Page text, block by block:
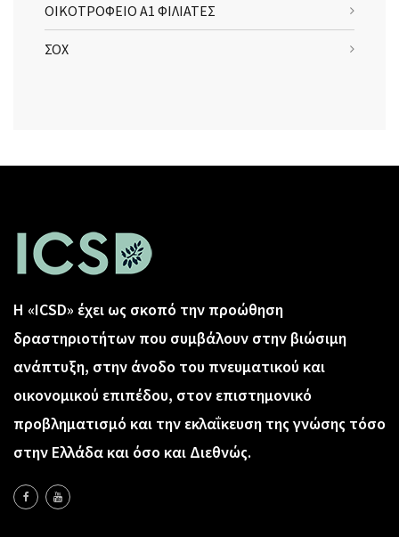
ΟΙΚΟΤΡΟΦΕΙΟ Α1 ΦΙΛΙΑΤΕΣ
ΣΟΧ
Η «ICSD» έχει ως σκοπό την προώθηση
δραστηριοτήτων που συμβάλουν στην βιώσιμη
ανάπτυξη, στην άνοδο του πνευματικού και
οικονομικού επιπέδου, στον επιστημονικό
προβληματισμό και την εκλαΐκευση της γνώσης τόσο
στην Ελλάδα και όσο και Διεθνώς.